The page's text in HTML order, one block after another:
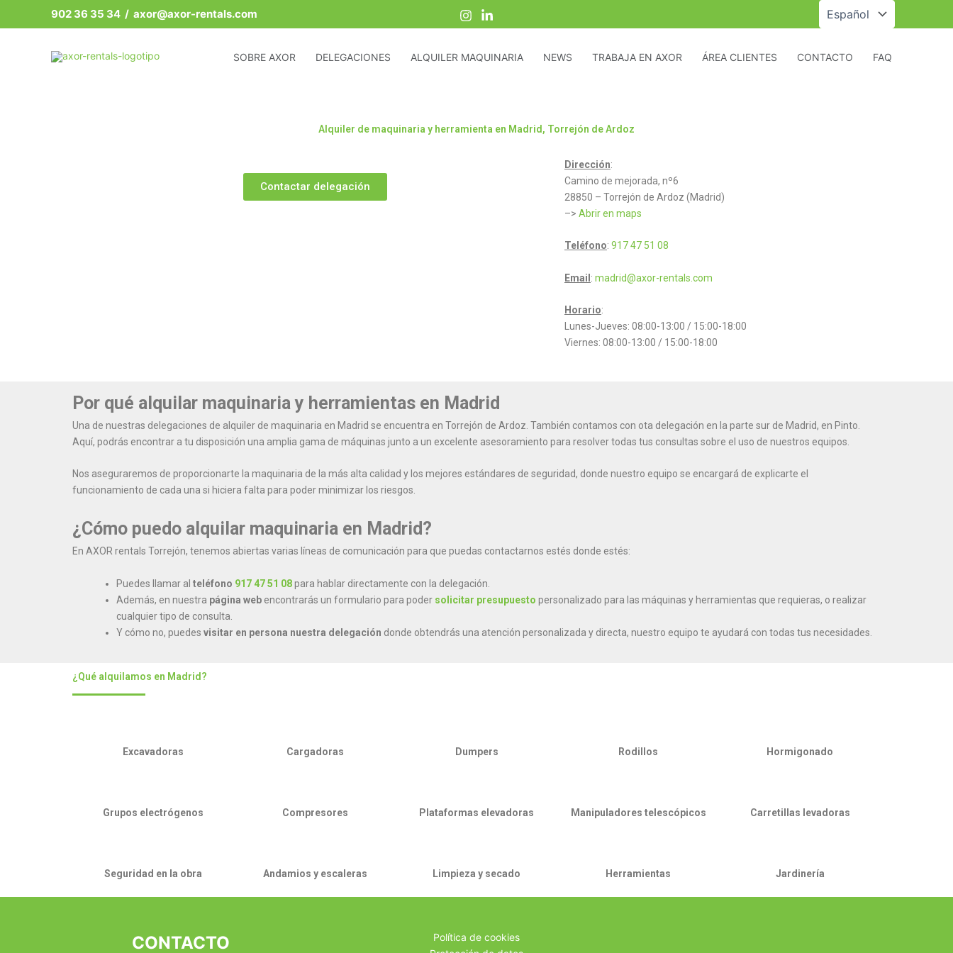
902 36 35 34 / axor@axor-rentals.com
Elegir
un
SOBRE AXOR
DELEGACIONES ALQUILER MAQUINARIA NEWS TRABAJA EN AXOR ÁREA CLIENTES CONTACTO FAQ
Alquiler de maquinaria y herramienta en Madrid, Torrejón de Ardoz
Contactar delegación
Dirección:
Camino de mejorada, nº6
28850 – Torrejón de Ardoz (Madrid)
–> Abrir en maps
Teléfono: 917 47 51 08
Email : madrid@axor-rentals.com
Horario:
Lunes-Jueves: 08:00-13:00 / 15:00-18:00
Viernes: 08:00-13:00 / 15:00-18:00
Por qué alquilar maquinaria y herramientas en Madrid
Una de nuestras delegaciones de alquiler de maquinaria en Madrid se encuentra en Torrejón de Ardoz. También contamos con ota delegación en la parte sur de Madrid, en Pinto.
Aquí, podrás encontrar a tu disposición una amplia gama de máquinas junto a un excelente asesoramiento para resolver todas tus consultas sobre el uso de nuestros equipos.
Nos aseguraremos de proporcionarte la maquinaria de la más alta calidad y los mejores estándares de seguridad, donde nuestro equipo se encargará de explicarte el
funcionamiento de cada una si hiciera falta para poder minimizar los riesgos.
¿Cómo puedo alquilar maquinaria en Madrid?
En AXOR rentals Torrejón, tenemos abiertas varias líneas de comunicación para que puedas contactarnos estés donde estés:
Puedes llamar al teléfono 917 47 51 08para hablar directamente con la delegación.
Además, en nuestra página web encontrarás un formulario para poder solicitar presupuesto personalizado para las máquinas y herramientas que requieras, o realizar
cualquier tipo de consulta.
Y cómo no, puedes visitar en persona nuestra delegación donde obtendrás una atención personalizada y directa, nuestro equipo te ayudará con todas tus necesidades.
¿Qué alquilamos en Madrid?
Excavadoras Cargadoras Dumpers Rodillos Hormigonado
Grupos electrógenos Compresores Plataformas elevadoras Manipuladores telescópicos Carretillas levadoras
Seguridad en la obra Andamios y escaleras Limpieza y secado Herramientas Jardinería
CONTACTO
Política de cookies